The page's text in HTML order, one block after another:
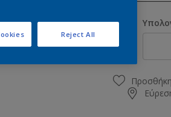
2.25L
Ποσότητα
Reject All